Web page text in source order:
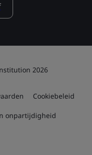
2026
Cookiebeleid
onpartijdigheid